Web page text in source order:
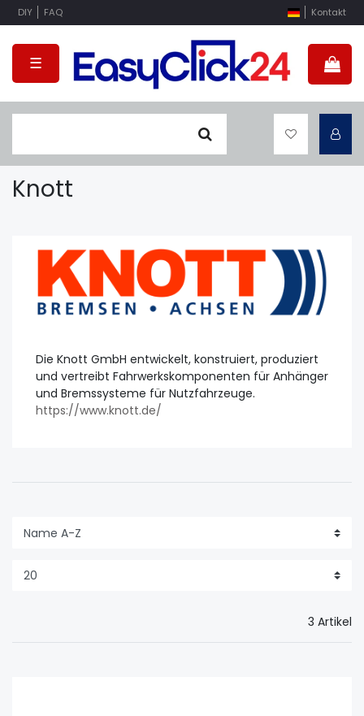
DIY FAQ Kontakt
☰
Knott
Die Knott GmbH entwickelt, konstruiert, produziert
und vertreibt Fahrwerkskomponenten für Anhänger
und Bremssysteme für Nutzfahrzeuge.
https://www.knott.de/
3 Artikel